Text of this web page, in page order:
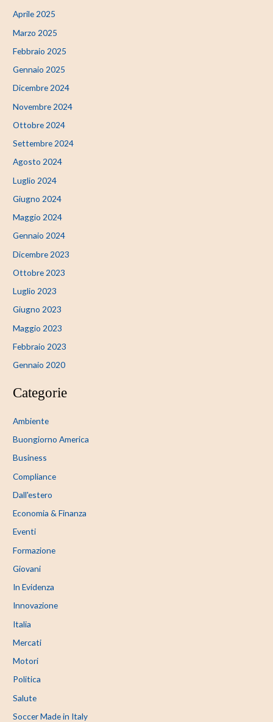
Aprile 2025
Marzo 2025
Febbraio 2025
Gennaio 2025
Dicembre 2024
Novembre 2024
Ottobre 2024
Settembre 2024
Agosto 2024
Luglio 2024
Giugno 2024
Maggio 2024
Gennaio 2024
Dicembre 2023
Ottobre 2023
Luglio 2023
Giugno 2023
Maggio 2023
Febbraio 2023
Gennaio 2020
Categorie
Ambiente
Buongiorno America
Business
Compliance
Dall'estero
Economia & Finanza
Eventi
Formazione
Giovani
In Evidenza
Innovazione
Italia
Mercati
Motori
Politica
Salute
Soccer Made in Italy